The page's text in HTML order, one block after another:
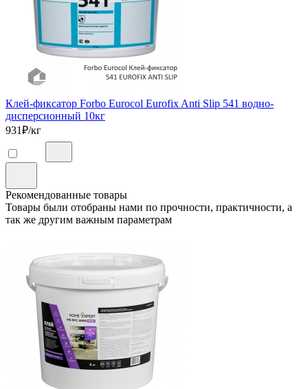
Клей-фиксатор Forbo Eurocol Eurofix Anti Slip 541 водно-
дисперсионный 10кг
931₽/кг
Рекомендованные товары
Товары были отобраны нами по прочности, практичности, а
так же другим важным параметрам